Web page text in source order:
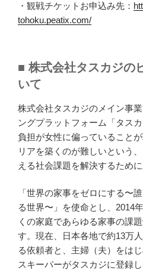
・観戦チケットお申込み先：
tohoku.peatix.com/
■ 株式会社タスカジの
いて
株式会社タスカジのメイン事
ングプラットフォーム「タス
負担が女性に偏っていること
リアを築くのが難しいという
える社会課題を解決するために
「世界の家事をゼロにする〜
る世界〜」を使命とし、2014
くの家庭であらゆる家事の課
す。現在、日本各地で約13万
る依頼者と、主婦（夫）をは
スキーパーがタスカジに登録